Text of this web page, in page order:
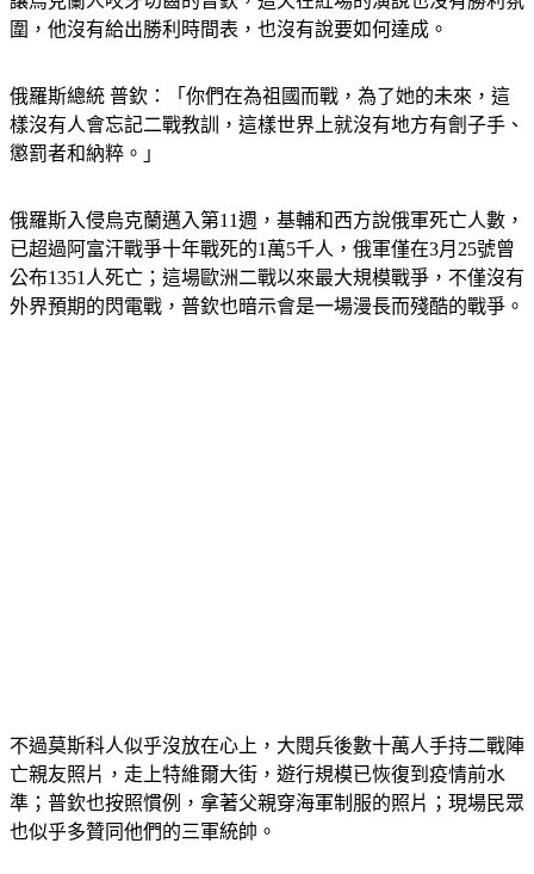
讓烏克蘭人咬牙切齒的普欽，這天在紅場的演說也沒有勝利氛
俄羅斯總統 普欽：「你們在為祖國而戰，為了她的未來，這
樣沒有人會忘記二戰教訓，這樣世界上就沒有地方有劊子手、
俄羅斯入侵烏克蘭邁入第11週，基輔和西方說俄軍死亡人數，
已超過阿富汗戰爭十年戰死的1萬5千人，俄軍僅在3月25號曾
公布1351人死亡；這場歐洲二戰以來最大規模戰爭，不僅沒有
不過莫斯科人似乎沒放在心上，大閱兵後數十萬人手持二戰陣
亡親友照片，走上特維爾大街，遊行規模已恢復到疫情前水
準；普欽也按照慣例，拿著父親穿海軍制服的照片；現場民眾